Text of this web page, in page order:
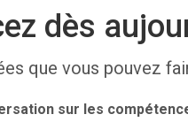
dès
que vous pouvez
sur les